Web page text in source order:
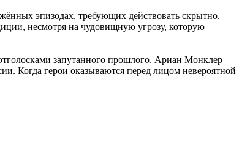
эпизодах, требующих действовать скрытно.
несмотря на чудовищную угрозу, которую
запутанного прошлого. Ариан Монклер
Когда герои оказываются перед лицом невероятной